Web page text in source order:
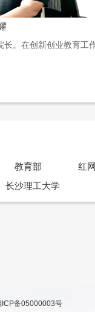
。在创新创业教育工
教育部
红
长沙理工大学
备05000003号